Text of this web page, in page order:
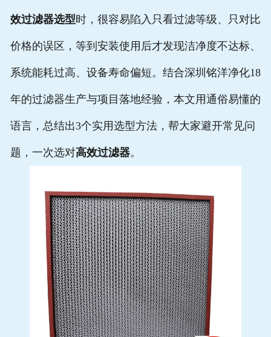
用户案例
资质证书
公司简介
联系我们
效过滤器选型时，很容易陷入只看过滤等级、只对比
价格的误区，等到安装使用后才发现洁净度不达标、
系统能耗过高、设备寿命偏短。结合深圳铭洋净化18
年的过滤器生产与项目落地经验，本文用通俗易懂的
语言，总结出3个实用选型方法，帮大家避开常见问
题，一次选对高效过滤器。